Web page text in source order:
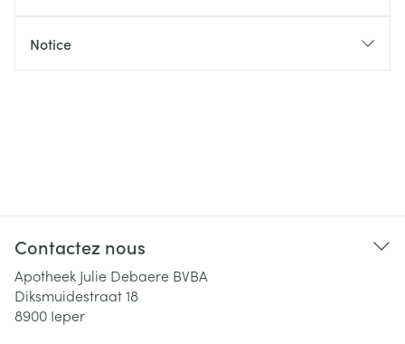
Notice
Contactez nous
Apotheek Julie Debaere BVBA
Diksmuidestraat 18
8900 Ieper